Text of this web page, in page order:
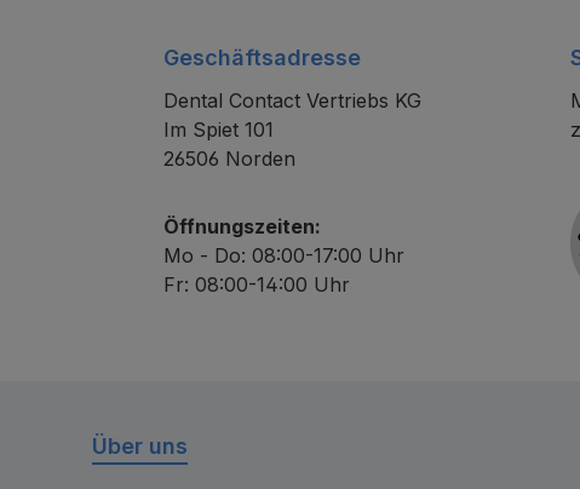
Geschäftsadresse
Dental Contact Vertriebs KG
Im Spiet 101
26506 Norden
Öffnungszeiten:
Mo - Do: 08:00-17:00 Uhr
Fr: 08:00-14:00 Uhr
Über uns